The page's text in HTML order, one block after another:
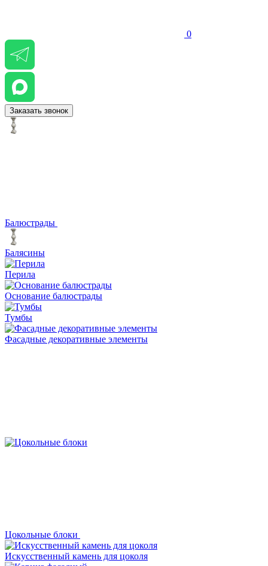
0
Заказать звонок
Балюстрады
Балясины
Перила
Основание балюстрады
Тумбы
Фасадные декоративные элементы
Цокольные блоки
Искусственный камень для цоколя